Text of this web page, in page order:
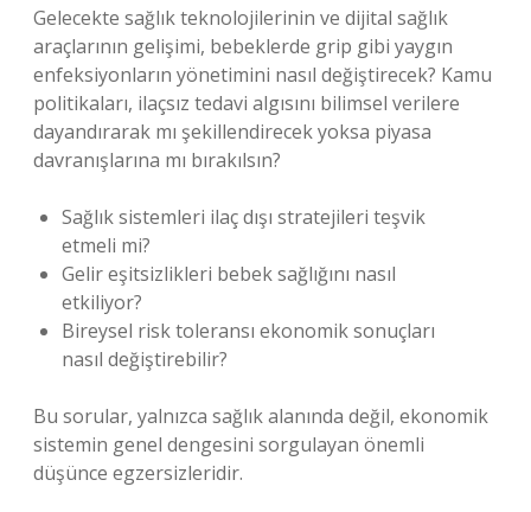
Gelecekte sağlık teknolojilerinin ve dijital sağlık
araçlarının gelişimi, bebeklerde grip gibi yaygın
enfeksiyonların yönetimini nasıl değiştirecek? Kamu
politikaları, ilaçsız tedavi algısını bilimsel verilere
dayandırarak mı şekillendirecek yoksa piyasa
davranışlarına mı bırakılsın?
Sağlık sistemleri ilaç dışı stratejileri teşvik
etmeli mi?
Gelir eşitsizlikleri bebek sağlığını nasıl
etkiliyor?
Bireysel risk toleransı ekonomik sonuçları
nasıl değiştirebilir?
Bu sorular, yalnızca sağlık alanında değil, ekonomik
sistemin genel dengesini sorgulayan önemli
düşünce egzersizleridir.